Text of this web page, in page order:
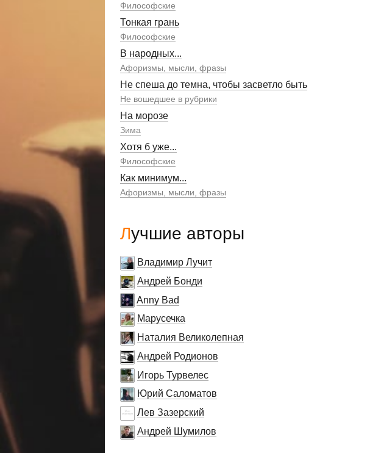
Философские
Тонкая грань
Философские
В народных...
Афоризмы, мысли, фразы
Не спеша до темна, чтобы засветло быть
Не вошедшее в рубрики
На морозе
Зима
Хотя б уже...
Философские
Как минимум...
Афоризмы, мысли, фразы
Лучшие авторы
Владимир Лучит
Андрей Бонди
Anny Bad
Марусечка
Наталия Великолепная
Андрей Родионов
Игорь Турвелес
Юрий Саломатов
Лев Зазерский
Андрей Шумилов